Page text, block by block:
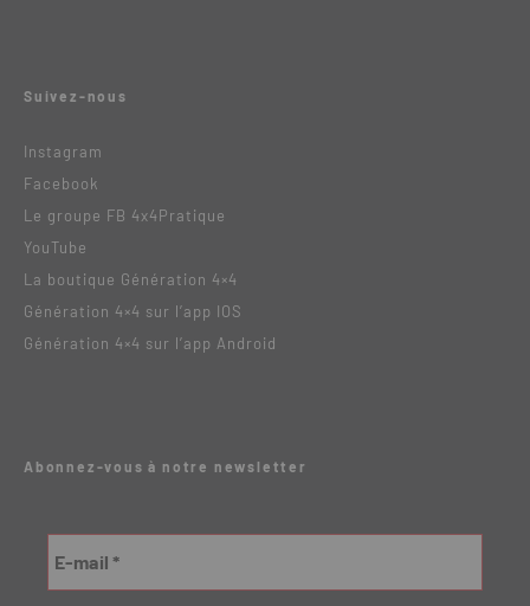
Suivez-nous
Instagram
Facebook
Le groupe FB 4x4Pratique
YouTube
La boutique Génération 4×4
Génération 4×4 sur l’app IOS
Génération 4×4 sur l’app Android
Abonnez-vous à notre newsletter